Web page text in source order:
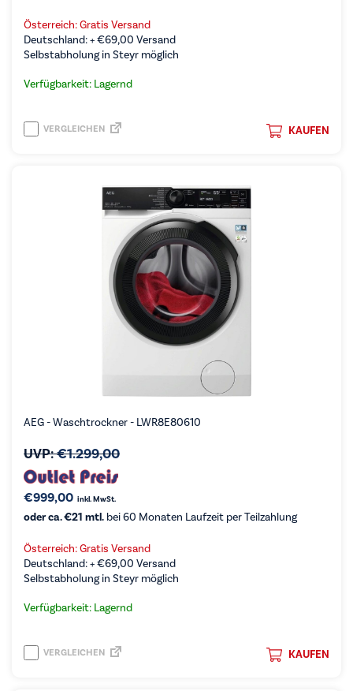
Österreich: Gratis Versand
Deutschland: +€69,00 Versand
Selbstabholung in Steyr möglich
Verfügbarkeit: Lagernd
KAUFEN
VERGLEICHEN
AEG - Waschtrockner - LWR8E80610
UVP:€1.299,00
€999,00 inkl. MwSt.
oder ca. €21 mtl. bei 60 Monaten Laufzeit per Teilzahlung
Österreich: Gratis Versand
Deutschland: +€69,00 Versand
Selbstabholung in Steyr möglich
Verfügbarkeit: Lagernd
KAUFEN
VERGLEICHEN